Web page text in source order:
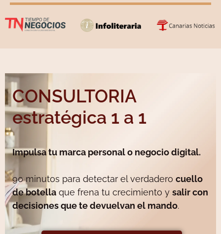
CONSULTORIA
estratégica 1 a 1
Impulsa tu marca personal o negocio digital.
90 minutos para detectar el verdadero cuello
de botella que frena tu crecimiento y salir con
decisiones que te devuelvan el mando.